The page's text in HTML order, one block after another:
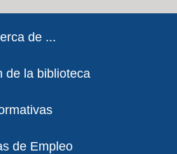
de ...
de la biblioteca
de Empleo